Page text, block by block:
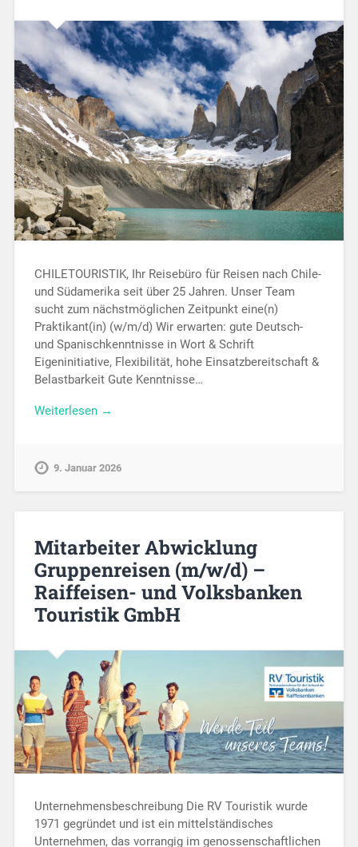
CHILETOURISTIK, Ihr Reisebüro für Reisen nach Chile-
und Südamerika seit über 25 Jahren. Unser Team
sucht zum nächstmöglichen Zeitpunkt eine(n)
Praktikant(in) (w/m/d) Wir erwarten: gute Deutsch-
und Spanischkenntnisse in Wort & Schrift
Eigeninitiative, Flexibilität, hohe Einsatzbereitschaft &
Belastbarkeit Gute Kenntnisse…
Weiterlesen →
9. Januar 2026
Mitarbeiter Abwicklung
Gruppenreisen (m/w/d) –
Raiffeisen- und Volksbanken
Touristik GmbH
Unternehmensbeschreibung Die RV Touristik wurde
1971 gegründet und ist ein mittelständisches
Unternehmen, das vorrangig im genossenschaftlichen